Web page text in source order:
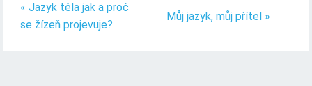
« Jazyk těla jak a proč
se žízeň projevuje?
Můj jazyk, můj přítel »